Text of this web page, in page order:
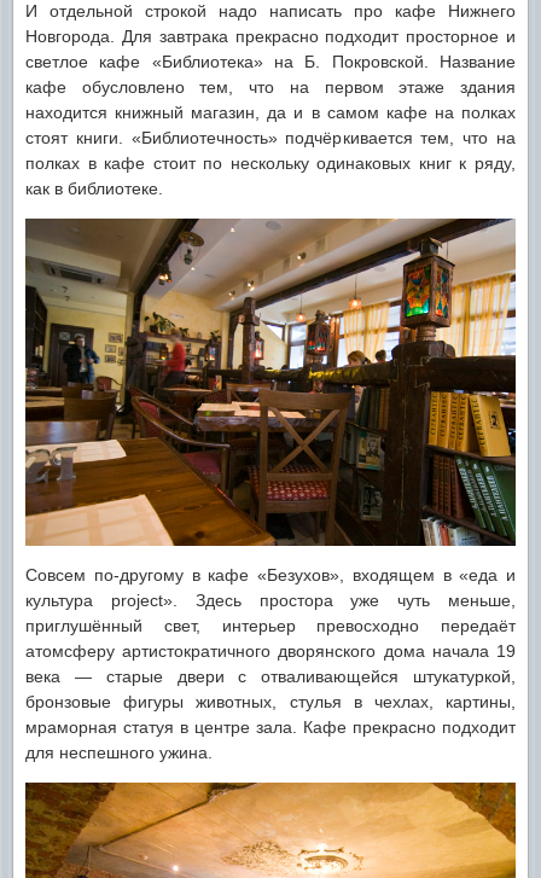
И отдельной строкой надо написать про кафе Нижнего
Новгорода. Для завтрака прекрасно подходит просторное и
светлое кафе «Библиотека» на Б. Покровской. Название
кафе обусловлено тем, что на первом этаже здания
находится книжный магазин, да и в самом кафе на полках
стоят книги. «Библиотечность» подчёркивается тем, что на
полках в кафе стоит по нескольку одинаковых книг к ряду,
как в библиотеке.
Совсем по-другому в кафе «Безухов», входящем в «еда и
культура project». Здесь простора уже чуть меньше,
приглушённый свет, интерьер превосходно передаёт
атомсферу артистократичного дворянского дома начала 19
века — старые двери с отваливающейся штукатуркой,
бронзовые фигуры животных, стулья в чехлах, картины,
мраморная статуя в центре зала. Кафе прекрасно подходит
для неспешного ужина.